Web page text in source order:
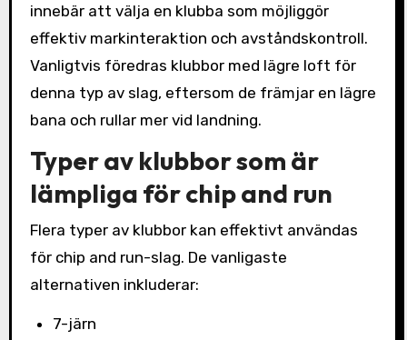
innebär att välja en klubba som möjliggör
effektiv markinteraktion och avståndskontroll.
Vanligtvis föredras klubbor med lägre loft för
denna typ av slag, eftersom de främjar en lägre
bana och rullar mer vid landning.
Typer av klubbor som är
lämpliga för chip and run
Flera typer av klubbor kan effektivt användas
för chip and run-slag. De vanligaste
alternativen inkluderar:
7-järn